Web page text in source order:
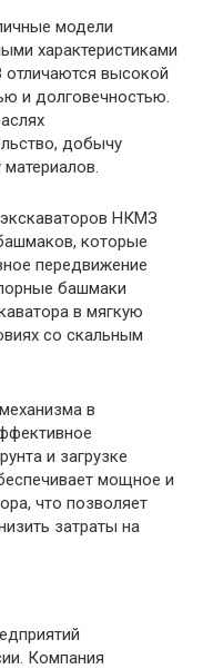
модели
характеристиками
высокой
и долговечностью.
добычу
НКМЗ
которые
передвижение
башмаки
в мягкую
со скальным
в
и загрузке
мощное и
что позволяет
затраты на
Компания